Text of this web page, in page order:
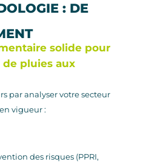
: DE
solide pour
de pluies aux
par analyser votre secteur
vigueur :
des risques (PPRI,